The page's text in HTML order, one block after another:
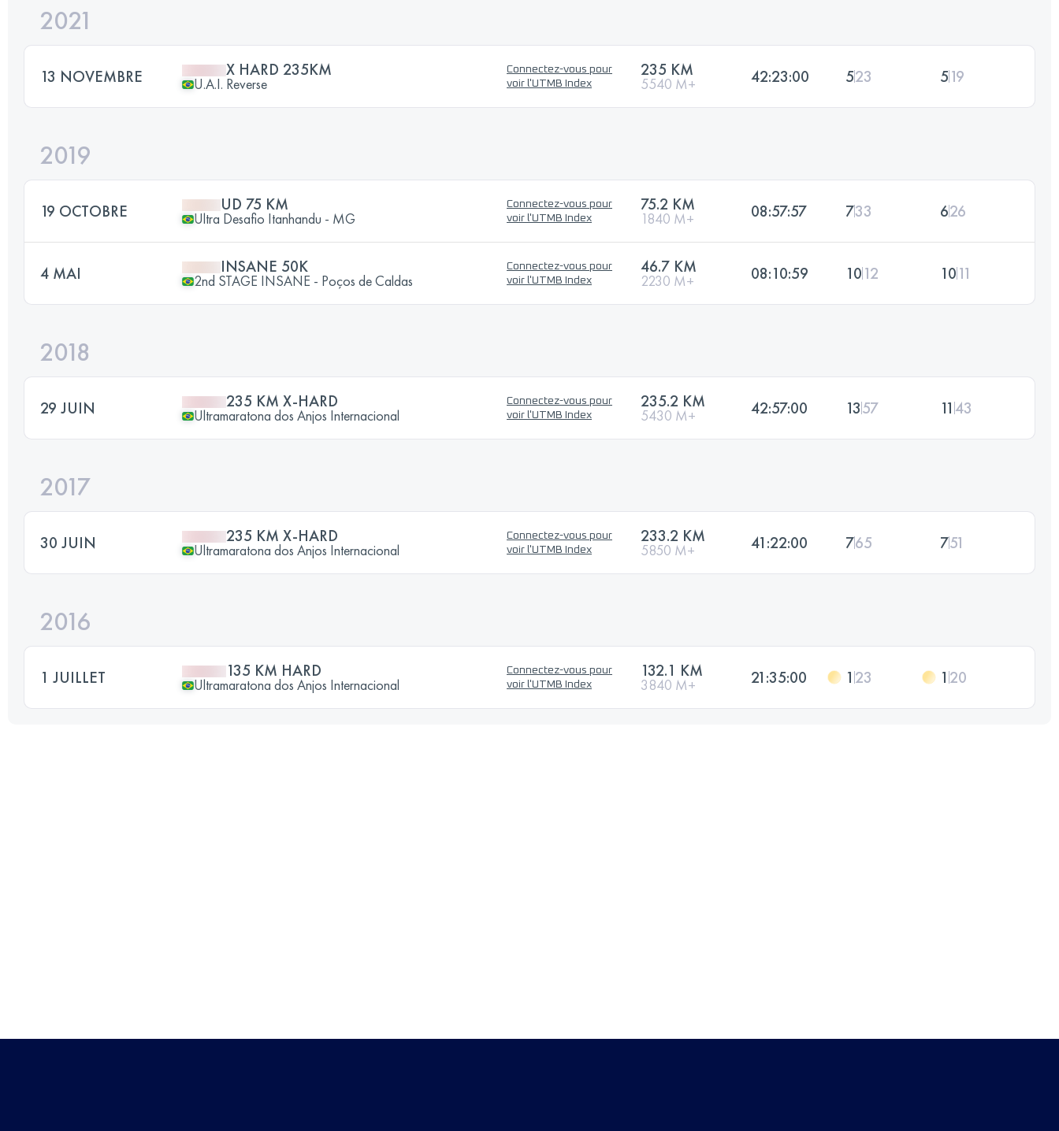
2021
13 NOVEMBRE X HARD 235KM
U.A.I. Reverse
Connectez-vous pour
voir l'UTMB Index
235 KM
5540 M+ 42:23:00 523 519
2019
19 OCTOBRE UD 75 KM
Ultra Desafio Itanhandu - MG
Connectez-vous pour
voir l'UTMB Index
75.2 KM
1840 M+ 08:57:57 733 626
4 MAI INSANE 50K
2nd STAGE INSANE - Poços de Caldas
Connectez-vous pour
voir l'UTMB Index
46.7 KM
2230 M+ 08:10:59 1012 1011
2018
29 JUIN 235 KM X-HARD
Ultramaratona dos Anjos Internacional
Connectez-vous pour
voir l'UTMB Index
235.2 KM
5430 M+ 42:57:00 1357 11 43
2017
30 JUIN 235 KM X-HARD
Ultramaratona dos Anjos Internacional
Connectez-vous pour
voir l'UTMB Index
233.2 KM
5850 M+ 41:22:00 765 751
2016
1 JUILLET 135 KM HARD
Ultramaratona dos Anjos Internacional
Connectez-vous pour
voir l'UTMB Index
132.1 KM
3840 M+ 21:35:00 1 23 1 20